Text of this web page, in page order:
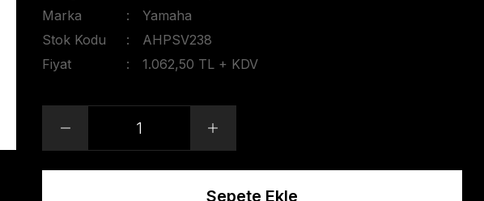
Marka
Yamaha
Stok Kodu
AHPSV238
Fiyat
1.062,50 TL + KDV
Sepete Ekle